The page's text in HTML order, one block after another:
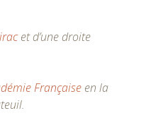
et d’une droite
Française en la